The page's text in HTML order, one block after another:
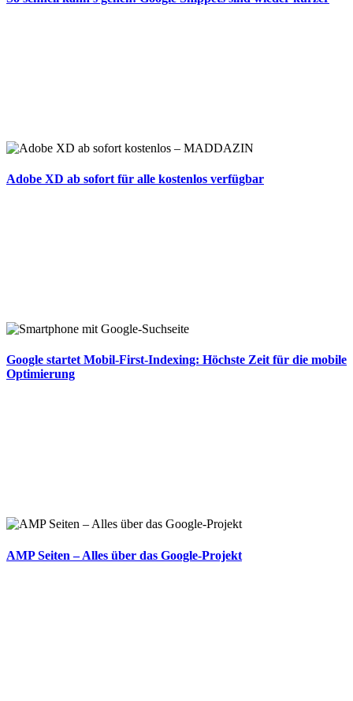
Adobe XD ab sofort für alle kostenlos verfügbar
Google startet Mobil-First-Indexing: Höchste Zeit für die mobile
Optimierung
AMP Seiten – Alles über das Google-Projekt